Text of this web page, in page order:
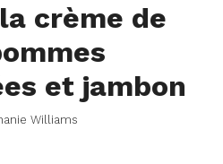
crème de
et jambon
Williams